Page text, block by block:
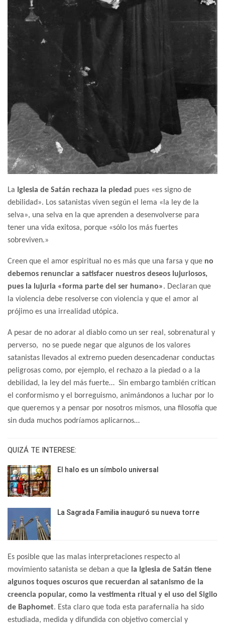
La Iglesia de Satán rechaza la piedad pues «es signo de
debilidad». Los satanistas viven según el lema «la ley de la
selva», una selva en la que aprenden a desenvolverse para
tener una vida exitosa, porque «sólo los más fuertes
sobreviven.»
Creen que el amor espiritual no es más que una farsa y que no
debemos renunciar a satisfacer nuestros deseos lujuriosos,
pues la lujuria «forma parte del ser humano». Declaran que
la violencia debe resolverse con violencia y que el amor al
prójimo es una irrealidad utópica.
A pesar de no adorar al diablo como un ser real, sobrenatural y
perverso, no se puede negar que algunos de los valores
satanistas llevados al extremo pueden desencadenar conductas
peligrosas como, por ejemplo, el rechazo a la piedad o a la
debilidad, la ley del más fuerte… Sin embargo también critican
el conformismo y el borreguismo, animándonos a luchar por lo
que queremos y a pensar por nosotros mismos, una filosofía que
sin duda muchos podríamos aplicarnos…
QUIZÁ TE INTERESE:
El halo es un símbolo universal
La Sagrada Familia inauguró su nueva torre
Es posible que las malas interpretaciones respecto al
movimiento satanista se deban a que la Iglesia de Satán tiene
algunos toques oscuros que recuerdan al satanismo de la
creencia popular, como la vestimenta ritual y el uso del Sigilo
de Baphomet. Esta claro que toda esta parafernalia ha sido
estudiada, medida y difundida con objetivo comercial y